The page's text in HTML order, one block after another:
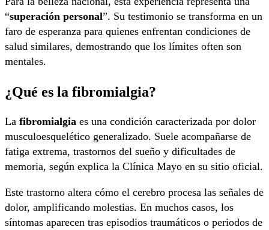
“superación personal”. Su testimonio se transforma en un
faro de esperanza para quienes enfrentan condiciones de
salud similares, demostrando que los límites often son
mentales.
¿Qué es la fibromialgia?
La fibromialgia es una condición caracterizada por dolor
musculoesquelético generalizado. Suele acompañarse de
fatiga extrema, trastornos del sueño y dificultades de
memoria, según explica la Clínica Mayo en su sitio oficial.
Este trastorno altera cómo el cerebro procesa las señales de
dolor, amplificando molestias. En muchos casos, los
síntomas aparecen tras episodios traumáticos o periodos de